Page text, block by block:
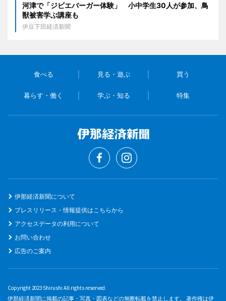
河津で「ジビエバーガー体験」 小中学生30人が参加、鳥
獣被害学ぶ講座も
伊豆下田経済新聞
食べる 見る・遊ぶ 買う
暮らす・働く 学ぶ・知る 特集
伊那経済新聞について
プレスリリース・情報提供はこちらから
アクセスデータの利用について
お問い合わせ
広告のご案内
Copyright 2023 Shirushi All rights reserved.
伊那経済新聞に掲載の記事・写真・図表などの無断転載を禁止します。 著作権は伊